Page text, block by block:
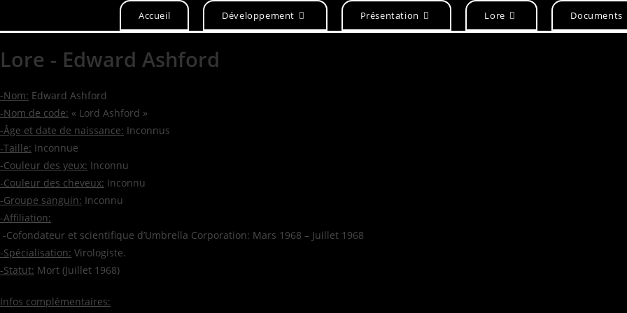
Accueil Développement Présentation Lore Documents
Lore - Edward Ashford
-Nom: Edward Ashford
-Nom de code: « Lord Ashford »
-Âge et date de naissance: Inconnus
-Taille: Inconnue
-Couleur des yeux: Inconnu
-Couleur des cheveux: Inconnu
-Groupe sanguin: Inconnu
-Affiliation:
-Cofondateur et scientifique d’Umbrella Corporation: Mars 1968 – Juillet 1968
-Spécialisation: Virologiste.
-Statut: Mort (Juillet 1968)
Infos complémentaires: